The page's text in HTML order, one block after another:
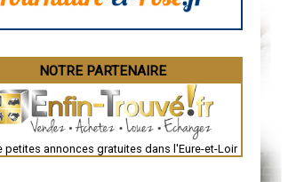
NOTRE PARTENAIRE
petites annonces gratuites dans l'Eure-et-Loir